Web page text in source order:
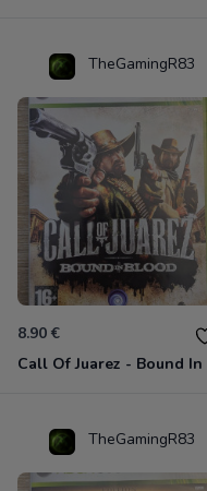
TheGamingR83
8.90 €
TheGamingR83